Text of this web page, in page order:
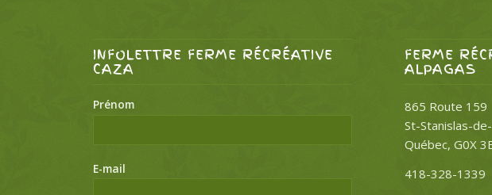
INFOLETTRE FERME RÉCRÉATIVE
CAZA
Prénom
E-mail
FERME
ALPAGAS
865 Route 159
St-Stanislas-
Québec, G0X
418-328-1339